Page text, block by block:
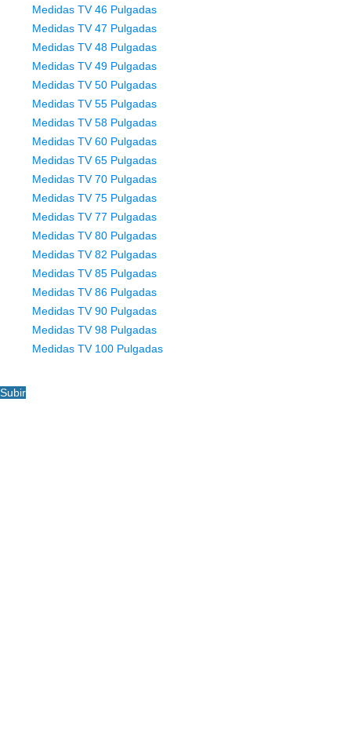
Medidas TV 46 Pulgadas
Medidas TV 47 Pulgadas
Medidas TV 48 Pulgadas
Medidas TV 49 Pulgadas
Medidas TV 50 Pulgadas
Medidas TV 55 Pulgadas
Medidas TV 58 Pulgadas
Medidas TV 60 Pulgadas
Medidas TV 65 Pulgadas
Medidas TV 70 Pulgadas
Medidas TV 75 Pulgadas
Medidas TV 77 Pulgadas
Medidas TV 80 Pulgadas
Medidas TV 82 Pulgadas
Medidas TV 85 Pulgadas
Medidas TV 86 Pulgadas
Medidas TV 90 Pulgadas
Medidas TV 98 Pulgadas
Medidas TV 100 Pulgadas
Subir